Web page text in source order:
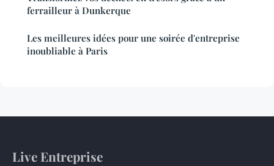
ferrailleur à Dunkerque
Les meilleures idées pour une soirée d'entreprise
inoubliable à Paris
Live Entreprise